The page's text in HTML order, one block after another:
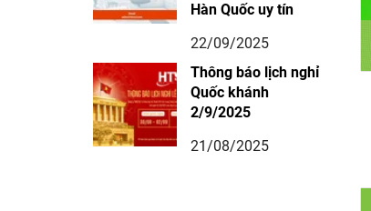
Hàn Quốc uy tín
22/09/2025
Thông báo lịch nghỉ
Quốc khánh
2/9/2025
21/08/2025